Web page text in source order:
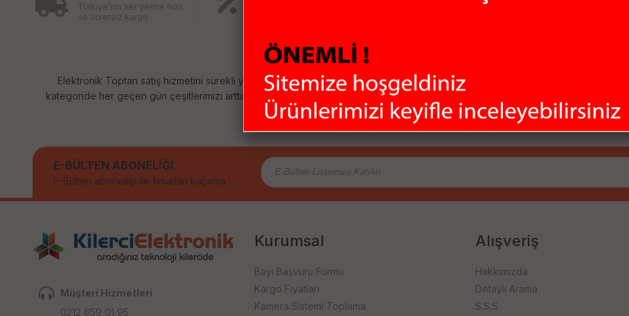
Türkiye’nin her yerine hızlı
ve ücretsiz kargo
Sİtemiz 128Mbit SSL
Elektronik Toptan satış hizmetini sürekli yenileyerek sizlere sunuyoruz. Bilgisayar Çevre Birimleri, Uydu Alıcıları, Güvenlik
kategoride her geçen gün çeşitlerimizi arttırıyoruz. Size sağladığımız bu çeşitlilik ile ihtiyaçlarınızı tek merkezden karşılamanızı
firması ile hızlı bir şekilde size ulaştırıyoruz.
E-BÜLTEN ABONELİĞİ
E-Bülten aboneliği ile fırsatları kaçırma...
Müşteri Hizmetleri
0212 659 01 95
Kurumsal
Bayi Başvuru Formu
Kargo Fiyatları
Kamera Sistemi Toplama
Alışveriş
Hakkımızda
Detaylı Arama
S.S.S.